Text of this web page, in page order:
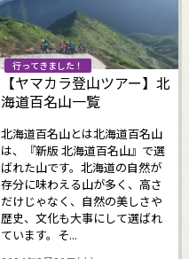
行ってきました！
【ヤマカラ登山ツアー】北
海道百名山一覧
北海道百名山とは北海道百名山
は、『新版 北海道百名山』で選
ばれた山です。北海道の自然が
存分に味わえる山が多く、高さ
だけじゃなく、自然の美しさや
歴史、文化も大事にして選ばれ
ています。そ...